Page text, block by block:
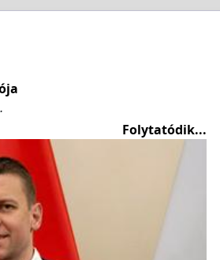
Folytatódik...